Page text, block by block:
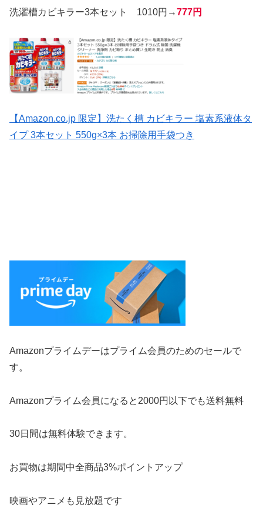
洗濯槽カビキラー3本セット 1010円→777円
【Amazon.co.jp 限定】洗たく槽 カビキラー 塩素系液体タ
イプ 3本セット 550g×3本 お掃除用手袋つき
Amazonプライムデーはプライム会員のためのセールで
す。
Amazonプライム会員になると2000円以下でも送料無料
30日間は無料体験できます。
お買物は期間中全商品3%ポイントアップ
映画やアニメも見放題です